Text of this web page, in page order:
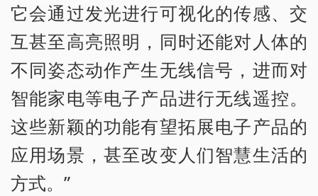
它会通过发光进行可视化的传感、交
互甚至高亮照明，同时还能对人体的
不同姿态动作产生无线信号，进而对
智能家电等电子产品进行无线遥控。
这些新颖的功能有望拓展电子产品的
应用场景，甚至改变人们智慧生活的
方式。”